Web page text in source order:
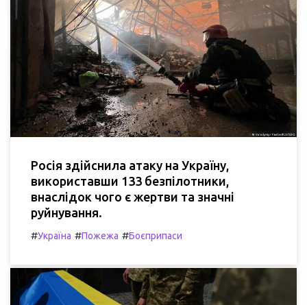
Росія здійснила атаку на Україну,
використавши 133 безпілотники,
внаслідок чого є жертви та значні
руйнування.
#Україна #Пожежа #Боєприпаси